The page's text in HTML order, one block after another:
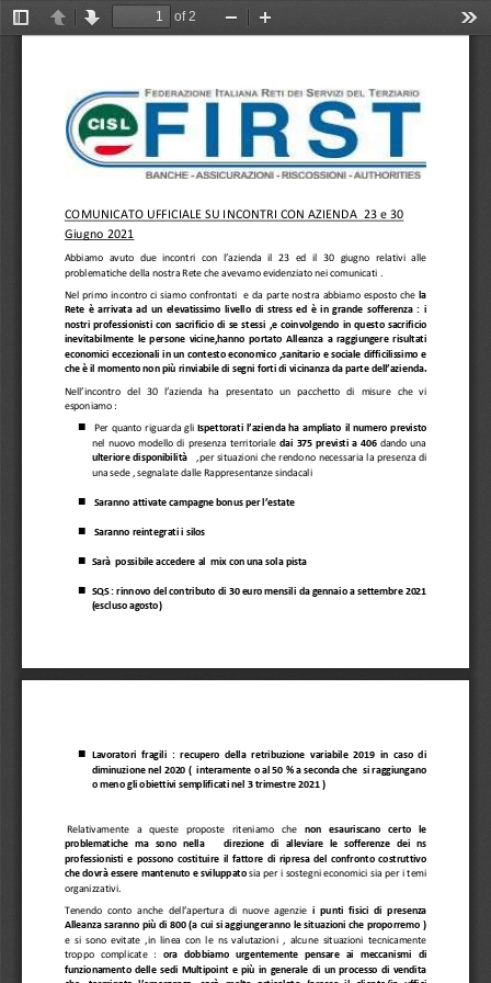
TogglePreviousNext
of 2
Zoom
COMUNICATO UFFICIALE SU INCONTRI CON AZIENDA 23 e 30
Giugno 2021
Abbiamo  avuto  due  incontri  con  l’azienda  il  23  ed il 30   giugno   relativi alle
problematiche della nostra Rete che avevamo evidenziatonei comunicati .
Nel  primo  incontro  ci  siamo  confrontati e  da  parte  nostra  abbiamo  esposto  che la
Rete  è  arrivata  ad  un  elevatissimo  livello  di  stress  ed  è  in  grande  sofferenza  :  i
nostri  professionisti  con  sacrificio  di  se  stessi  ,e  coinvolgendo  in  questo  sacrificio
inevitabilmente  le  persone  vicine,hanno  portato  Alleanza  a  raggiungere  risultati
economici eccezionali in un contesto economico ,sanitario e sociale difficilissimo e
che è il momento non più rinviabile di segni forti di vicinanza da parte dell’azienda.
Nell’incontro del   30 l’azienda  ha  presentato  un  pacchetto  di  misure  che  vi
esponiamo :

Per  quanto  riguarda  gli Ispettorati l’azienda ha ampliato il numero previsto
nel  nuovo  modello  di  presenza  territoriale dai 375 previsti a  406 dando  una
ulteriore  disponibilità
,per situazioni  che  rendono  necessaria  la  presenza  di
una sede , segnalate dalle Rappresentanze sindacali
 Saranno attivate campagne bonus per l’estate
 Saranno reintegrati i silos
 Sarà possibile accedere al mix con una sola pista
 SQS : rinnovo del contributo di 30 euro mensili da gennaio a settembre 2021
(escluso agosto)

Lavoratori  fragili  :  recupero  della  retribuzione  variabile  2019  in  caso  di
diminuzione nel 2020 (  interamente o al 50 % a seconda che  si raggiungano
o meno gli obiettivi semplificati nel 3 trimestre 2021 )
Relativamente   a   queste   proposte   riteniamo che
non   esauriscano   certo   le
problematiche   ma sono   nella direzione   di   alleviare   le   sofferenze   dei   ns
professionisti  e possono  costituire  il  fattore  di  ripresa  del  confronto  costruttivo
che dovrà essere mantenuto e sviluppato sia per i sostegni economici sia per i temi
organizzativi.
Tenendo conto anche dell’apertura di nuove agenzie i  punti  fisici  di presenza
Alleanza saranno più di 800 (a cui si aggiungeranno le situazioni che proporremo )
e  si  sono  evitate  ,in  linea  con  le  ns  valutazioni  , alcune situazioni  tecnicamente
troppo   complicate :
ora   dobbiamo   urgentemente   pensare   ai   meccanismi   di
funzionamento  delle  sedi  Multipoint  e  più  in  generale  di  un  processo  di  vendita